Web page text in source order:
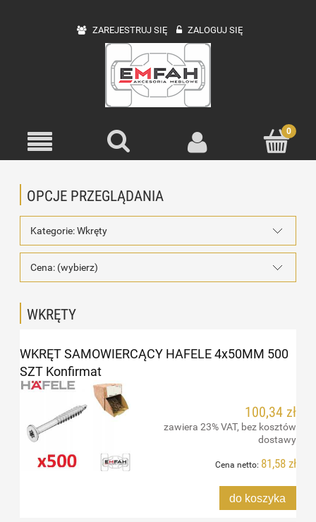
ZAREJESTRUJ SIĘ ZALOGUJ SIĘ
OPCJE PRZEGLĄDANIA
Kategorie: Wkręty
Cena: (wybierz)
WKRĘTY
WKRĘT SAMOWIERCĄCY HAFELE 4x50MM 500
SZT Konfirmat
100,34 zł
zawiera 23% VAT, bez kosztów
dostawy
Cena netto: 81,58 zł
do koszyka